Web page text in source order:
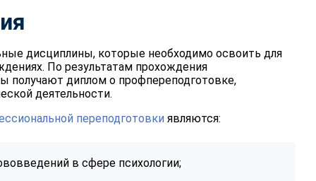
дисциплины, которые необходимо освоить для
По результатам прохождения
получают диплом о профпереподготовке,
деятельности.
переподготовки являются:
в сфере психологии;